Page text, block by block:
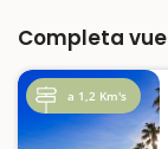
Completa
a 1,2 Km's